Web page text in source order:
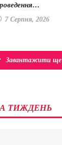
7 Серпня, 2026
Завантажити ще
ТИЖДЕНЬ